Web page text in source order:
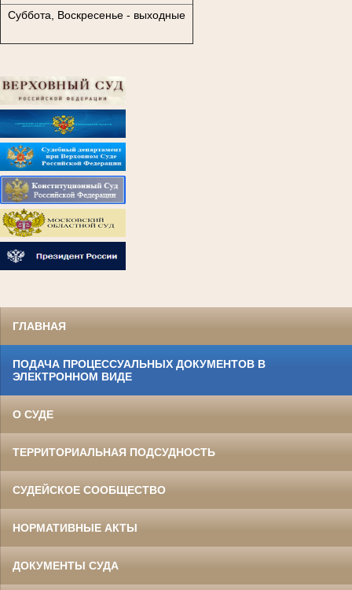
Суббота, Воскресенье - выходные
ГЛАВНАЯ
ПОДАЧА ПРОЦЕССУАЛЬНЫХ ДОКУМЕНТОВ В
ЭЛЕКТРОННОМ ВИДЕ
О СУДЕ
ТЕРРИТОРИАЛЬНАЯ ПОДСУДНОСТЬ
СУДЕЙСКОЕ СООБЩЕСТВО
НОРМАТИВНЫЕ АКТЫ
ДОКУМЕНТЫ СУДА